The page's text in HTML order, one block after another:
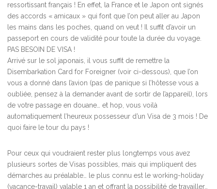
ressortissant français ! En effet, la France et le Japon ont signés
des accords « amicaux » qui font que l’on peut aller au Japon
les mains dans les poches, quand on veut ! Il suffit d’avoir un
passeport en cours de validité pour toute la durée du voyage.
PAS BESOIN DE VISA !
Arrivé sur le sol japonais, il vous suffit de remettre la
Disembarkation Card for Foreigner (voir ci-dessous), que l’on
vous a donné dans l’avion (pas de panique si l’hôtesse vous a
oubliée, pensez à la demander avant de sortir de l’appareil), lors
de votre passage en douane… et hop, vous voilà
automatiquement l’heureux possesseur d’un Visa de 3 mois ! De
quoi faire le tour du pays !
Pour ceux qui voudraient rester plus longtemps vous avez
plusieurs sortes de Visas possibles, mais qui impliquent des
démarches au préalable… le plus connu est le working-holiday
(vacance-travail) valable 1 an et offrant la possibilité de travailler…